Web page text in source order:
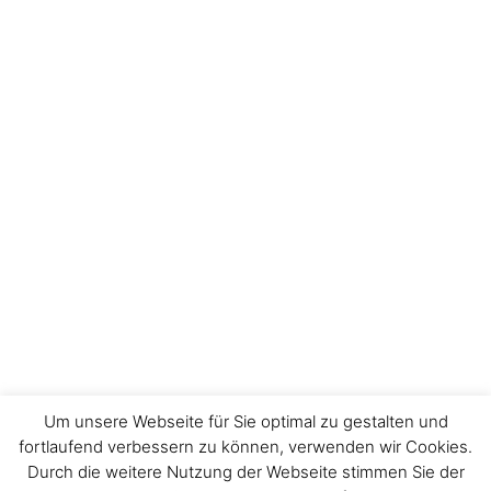
Um unsere Webseite für Sie optimal zu gestalten und
fortlaufend verbessern zu können, verwenden wir Cookies.
Durch die weitere Nutzung der Webseite stimmen Sie der